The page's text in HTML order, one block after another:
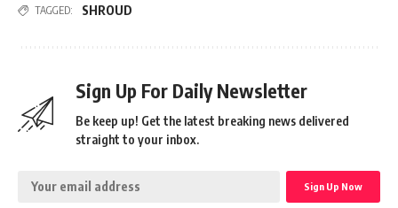
TAGGED: SHROUD
Sign Up For Daily Newsletter
Be keep up! Get the latest breaking news delivered
straight to your inbox.